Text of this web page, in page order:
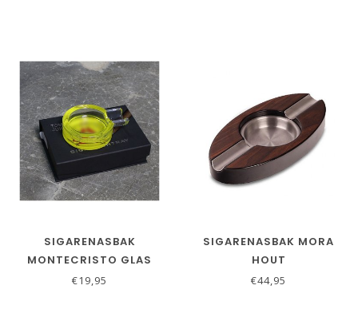
SIGARENASBAK
MONTECRISTO GLAS
€19,95
SIGARENASBAK MORA
HOUT
€44,95